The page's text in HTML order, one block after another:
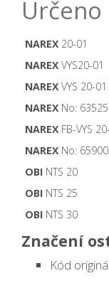
NAREX20-01
NAREXVYS20-01
NAREXVYS 20-01
NAREXNo:
NAREXFB-VYS
NAREXNo:
OBI NTS 20
OBI NTS 25
OBI NTS 30
Značení
Kód